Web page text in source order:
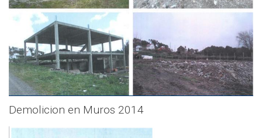
Demolicion en Muros 2014